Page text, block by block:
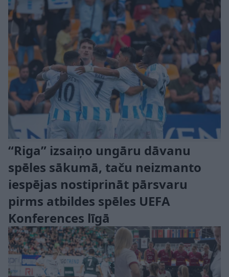
“Riga” izsaiņo ungāru dāvanu
spēles sākumā, taču neizmanto
iespējas nostiprināt pārsvaru
pirms atbildes spēles UEFA
Konferences līgā